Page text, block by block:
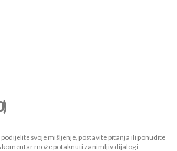
svoje mišljenje, postavite pitanja ili ponudite
komentar može potaknuti zanimljiv dijalog i